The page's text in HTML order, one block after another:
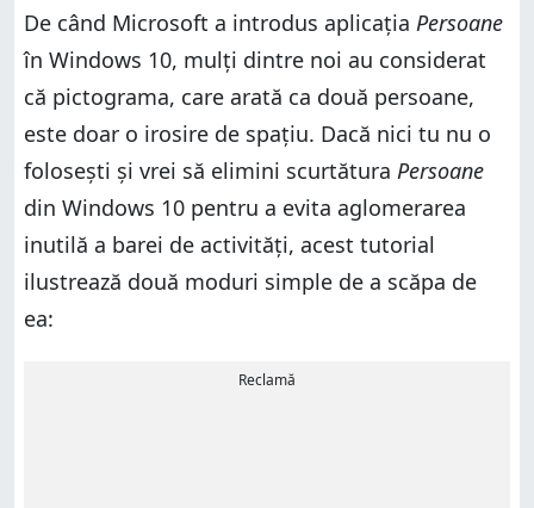
De când Microsoft a introdus aplicația Persoane
în Windows 10, mulți dintre noi au considerat
că pictograma, care arată ca două persoane,
este doar o irosire de spațiu. Dacă nici tu nu o
folosești și vrei să elimini scurtătura Persoane
din Windows 10 pentru a evita aglomerarea
inutilă a barei de activități, acest tutorial
ilustrează două moduri simple de a scăpa de
ea:
Reclamă